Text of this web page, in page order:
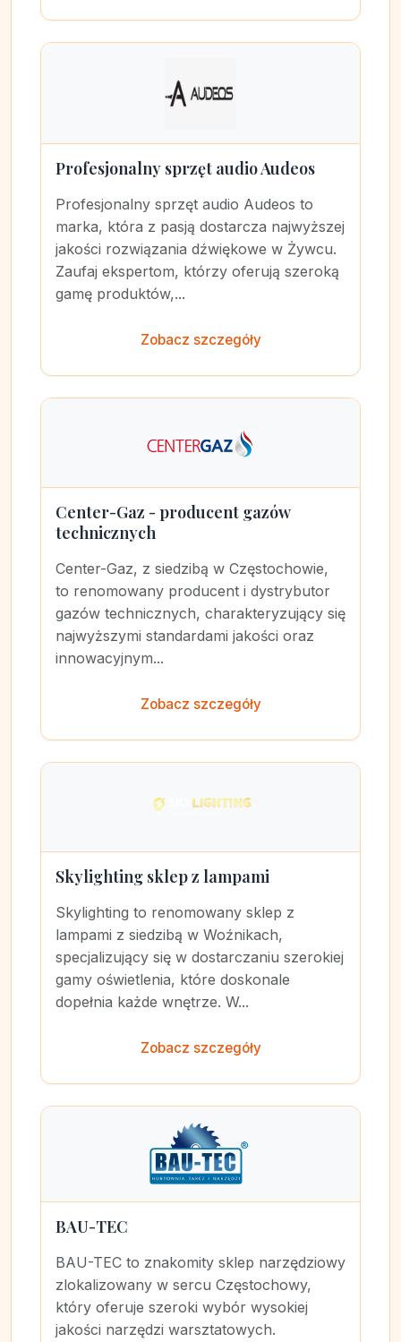
Profesjonalny sprzęt audio Audeos
Profesjonalny sprzęt audio Audeos to
marka, która z pasją dostarcza najwyższej
jakości rozwiązania dźwiękowe w Żywcu.
Zaufaj ekspertom, którzy oferują szeroką
gamę produktów,...
Zobacz szczegóły
Center-Gaz - producent gazów
technicznych
Center-Gaz, z siedzibą w Częstochowie,
to renomowany producent i dystrybutor
gazów technicznych, charakteryzujący się
najwyższymi standardami jakości oraz
innowacyjnym...
Zobacz szczegóły
Skylighting sklep z lampami
Skylighting to renomowany sklep z
lampami z siedzibą w Woźnikach,
specjalizujący się w dostarczaniu szerokiej
gamy oświetlenia, które doskonale
dopełnia każde wnętrze. W...
Zobacz szczegóły
BAU-TEC
BAU-TEC to znakomity sklep narzędziowy
zlokalizowany w sercu Częstochowy,
który oferuje szeroki wybór wysokiej
jakości narzędzi warsztatowych.